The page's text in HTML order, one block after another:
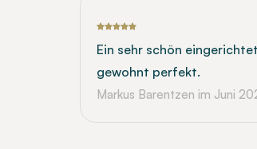
Ein sehr schön
gewohnt perfekt.
Markus Barentzen im Juni